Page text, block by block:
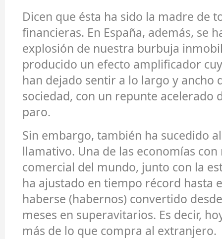
Dicen que ésta ha sido la madre de
financieras. En España, además, se
explosión de nuestra burbuja
producido un efecto amplificador
han dejado sentir a lo largo y ancho
sociedad, con un repunte acelerado
paro.
Sin embargo, también ha sucedido
llamativo. Una de las economías
comercial del mundo, junto con la
ha ajustado en tiempo récord hasta
haberse (habernos) convertido
meses en superavitarios. Es decir,
más de lo que compra al extranjero.